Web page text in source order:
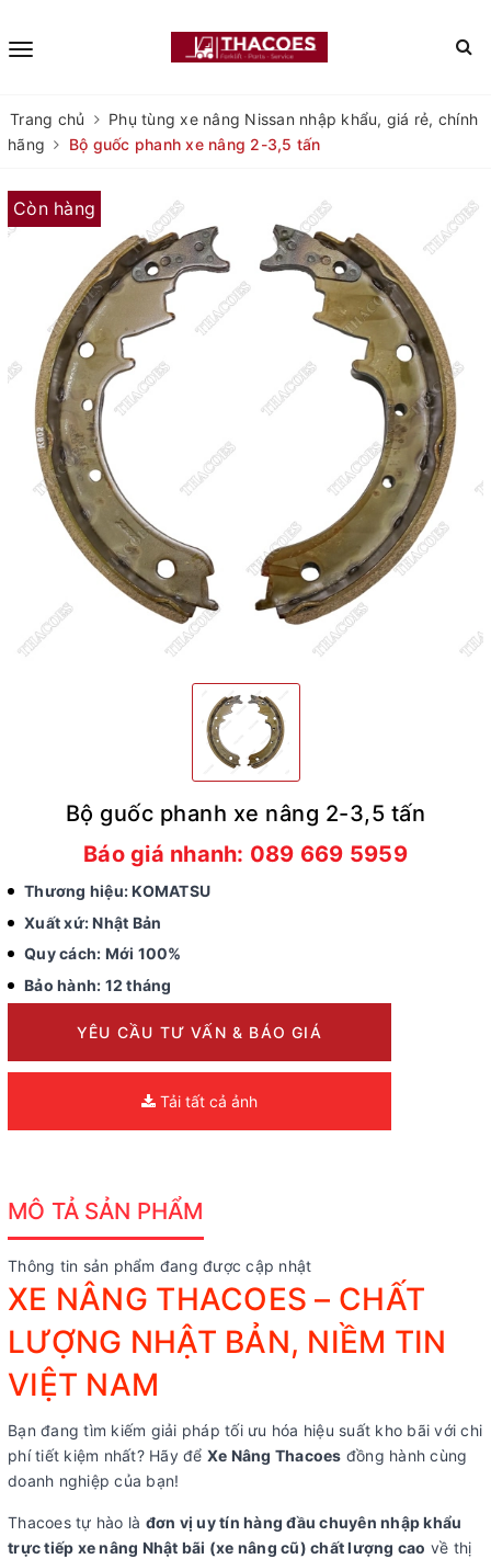
Trang chủ
Phụ tùng xe nâng Nissan nhập khẩu, giá rẻ, chính
hãng
Bộ guốc phanh xe nâng 2-3,5 tấn
Còn hàng
Bộ guốc phanh xe nâng 2-3,5 tấn
Báo giá nhanh: 089 669 5959
Thương hiệu: KOMATSU
Xuất xứ: Nhật Bản
Quy cách: Mới 100%
Bảo hành: 12 tháng
YÊU CẦU TƯ VẤN & BÁO GIÁ
Tải tất cả ảnh
MÔ TẢ SẢN PHẨM
Thông tin sản phẩm đang được cập nhật
XE NÂNG THACOES – CHẤT
LƯỢNG NHẬT BẢN, NIỀM TIN
VIỆT NAM
Bạn đang tìm kiếm giải pháp tối ưu hóa hiệu suất kho bãi với chi
phí tiết kiệm nhất? Hãy để Xe Nâng Thacoes đồng hành cùng
doanh nghiệp của bạn!
Thacoes tự hào là đơn vị uy tín hàng đầu chuyên nhập khẩu
trực tiếp xe nâng Nhật bãi (xe nâng cũ) chất lượng cao về thị